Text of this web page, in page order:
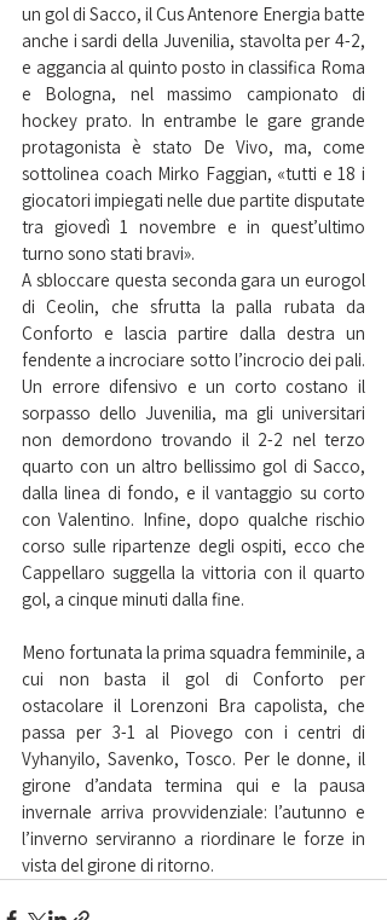
un gol di Sacco, il Cus Antenore Energia batte
anche i sardi della Juvenilia, stavolta per 4-2,
e aggancia al quinto posto in classifica Roma
e Bologna, nel massimo campionato di
hockey prato. In entrambe le gare grande
protagonista è stato De Vivo, ma, come
sottolinea coach Mirko Faggian, «tutti e 18 i
giocatori impiegati nelle due partite disputate
tra giovedì 1 novembre e in quest’ultimo
turno sono stati bravi».
A sbloccare questa seconda gara un eurogol
di Ceolin, che sfrutta la palla rubata da
Conforto e lascia partire dalla destra un
fendente a incrociare sotto l’incrocio dei pali.
Un errore difensivo e un corto costano il
sorpasso dello Juvenilia, ma gli universitari
non demordono trovando il 2-2 nel terzo
quarto con un altro bellissimo gol di Sacco,
dalla linea di fondo, e il vantaggio su corto
con Valentino. Infine, dopo qualche rischio
corso sulle ripartenze degli ospiti, ecco che
Cappellaro suggella la vittoria con il quarto
gol, a cinque minuti dalla fine.
Meno fortunata la prima squadra femminile, a
cui non basta il gol di Conforto per
ostacolare il Lorenzoni Bra capolista, che
passa per 3-1 al Piovego con i centri di
Vyhanyilo, Savenko, Tosco. Per le donne, il
girone d’andata termina qui e la pausa
invernale arriva provvidenziale: l’autunno e
l’inverno serviranno a riordinare le forze in
vista del girone di ritorno.